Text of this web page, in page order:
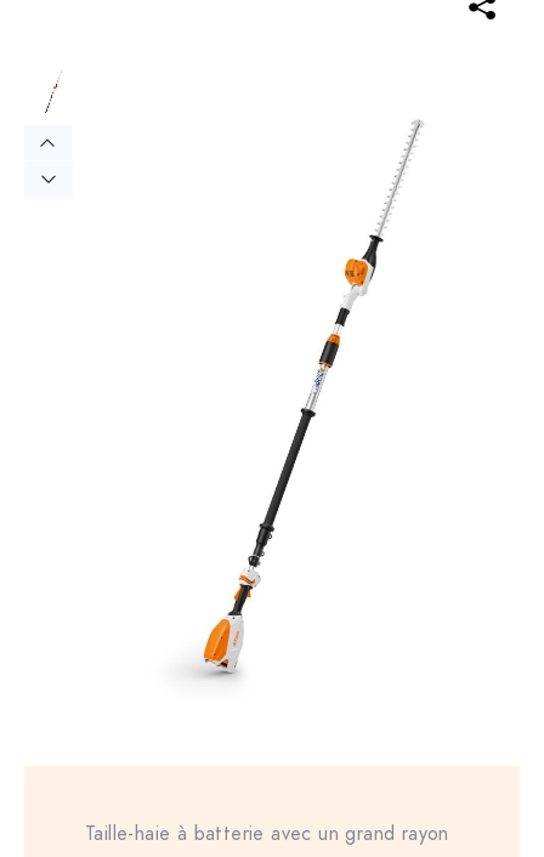
Taille-haie à batterie avec un grand rayon